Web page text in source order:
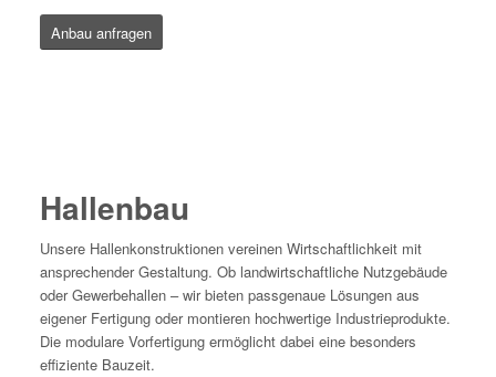
Anbau anfragen
Hallenbau
Unsere Hallenkonstruktionen vereinen Wirtschaftlichkeit mit
ansprechender Gestaltung. Ob landwirtschaftliche Nutzgebäude
oder Gewerbehallen – wir bieten passgenaue Lösungen aus
eigener Fertigung oder montieren hochwertige Industrieprodukte.
Die modulare Vorfertigung ermöglicht dabei eine besonders
effiziente Bauzeit.